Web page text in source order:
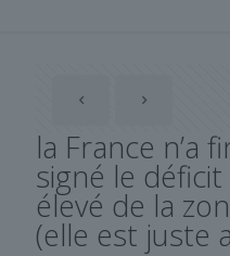
la France n’a
signé le
élevé de la
(elle est juste